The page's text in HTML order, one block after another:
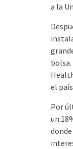
a la
el
Por
un